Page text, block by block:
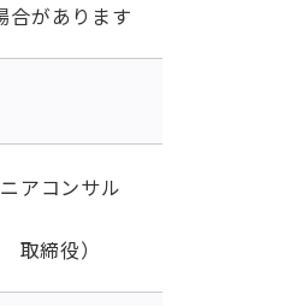
があります
アコンサル
締役）